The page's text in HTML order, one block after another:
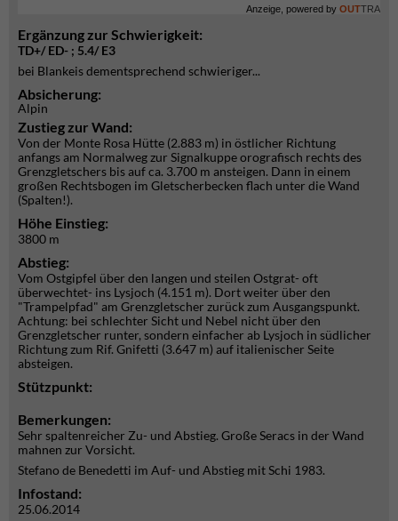
Anzeige, powered by OUTTRA
Ergänzung zur Schwierigkeit:
TD+/ ED- ; 5.4/ E3
bei Blankeis dementsprechend schwieriger...
Absicherung:
Alpin
Zustieg zur Wand:
Von der Monte Rosa Hütte (2.883 m) in östlicher Richtung
anfangs am Normalweg zur Signalkuppe orografisch rechts des
Grenzgletschers bis auf ca. 3.700 m ansteigen. Dann in einem
großen Rechtsbogen im Gletscherbecken flach unter die Wand
(Spalten!).
Höhe Einstieg:
3800 m
Abstieg:
Vom Ostgipfel über den langen und steilen Ostgrat- oft
überwechtet- ins Lysjoch (4.151 m). Dort weiter über den
"Trampelpfad" am Grenzgletscher zurück zum Ausgangspunkt.
Achtung: bei schlechter Sicht und Nebel nicht über den
Grenzgletscher runter, sondern einfacher ab Lysjoch in südlicher
Richtung zum Rif. Gnifetti (3.647 m) auf italienischer Seite
absteigen.
Stützpunkt:
Bemerkungen:
Sehr spaltenreicher Zu- und Abstieg. Große Seracs in der Wand
mahnen zur Vorsicht.
Stefano de Benedetti im Auf- und Abstieg mit Schi 1983.
Infostand:
25.06.2014